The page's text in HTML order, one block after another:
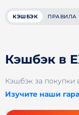
КЭШБЭК ПРАВИЛА
Кэшбэк в
Кэшбэк за покупки
Изучите наши